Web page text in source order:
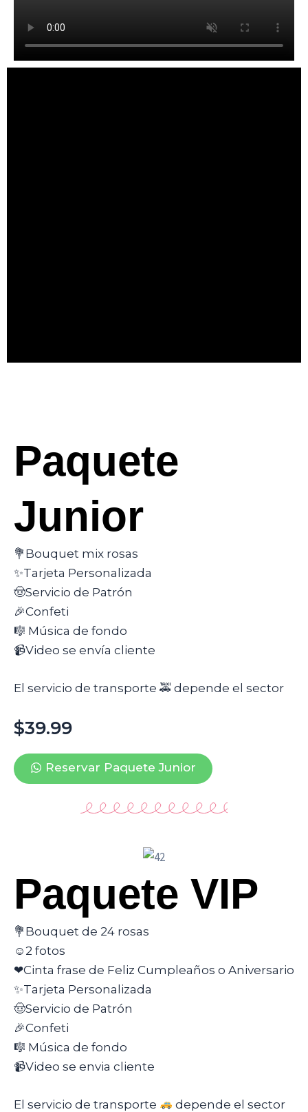
Paquete
Junior
💐Bouquet mix rosas
✨Tarjeta Personalizada
🤠Servicio de Patrón
🎉Confeti
🎼 Música de fondo
📹Video se envía cliente
El servicio de transporte 🚕 depende el sector
$39.99
Reservar Paquete Junior
Paquete VIP
💐Bouquet de 24 rosas
☺2 fotos
❤Cinta frase de Feliz Cumpleaños o Aniversario
✨Tarjeta Personalizada
🤠Servicio de Patrón
🎉Confeti
🎼 Música de fondo
📹Video se envia cliente
El servicio de transporte depende el sector